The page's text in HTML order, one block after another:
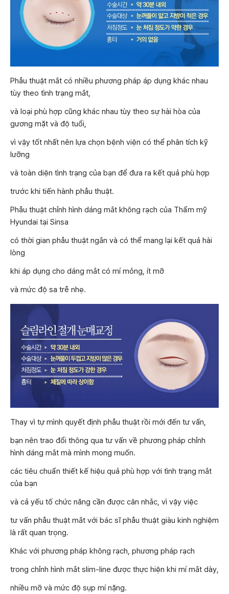
Phẫu thuật mắt có nhiều phương pháp áp dụng khác nhau
tùy theo tình trạng mắt,
và loại phù hợp cũng khác nhau tùy theo sự hài hòa của
gương mặt và độ tuổi,
vì vậy tốt nhất nên lựa chọn bệnh viện có thể phân tích kỹ
lưỡng
và toàn diện tình trạng của bạn để đưa ra kết quả phù hợp
trước khi tiến hành phẫu thuật.
Phẫu thuật chỉnh hình dáng mắt không rạch của Thẩm mỹ
Hyundai tại Sinsa
có thời gian phẫu thuật ngắn và có thể mang lại kết quả hài
lòng
khi áp dụng cho dáng mắt có mí mỏng, ít mỡ
và mức độ sa trễ nhẹ.
Thay vì tự mình quyết định phẫu thuật rồi mới đến tư vấn,
bạn nên trao đổi thông qua tư vấn về phương pháp chỉnh
hình dáng mắt mà mình mong muốn.
các tiêu chuẩn thiết kế hiệu quả phù hợp với tình trạng mắt
của bạn
và cả yếu tố chức năng cần được cân nhắc, vì vậy việc
tư vấn phẫu thuật mắt với bác sĩ phẫu thuật giàu kinh nghiệm
là rất quan trọng.
Khác với phương pháp không rạch, phương pháp rạch
trong chỉnh hình mắt slim-line được thực hiện khi mí mắt dày,
nhiều mỡ và mức độ sụp mí nặng.